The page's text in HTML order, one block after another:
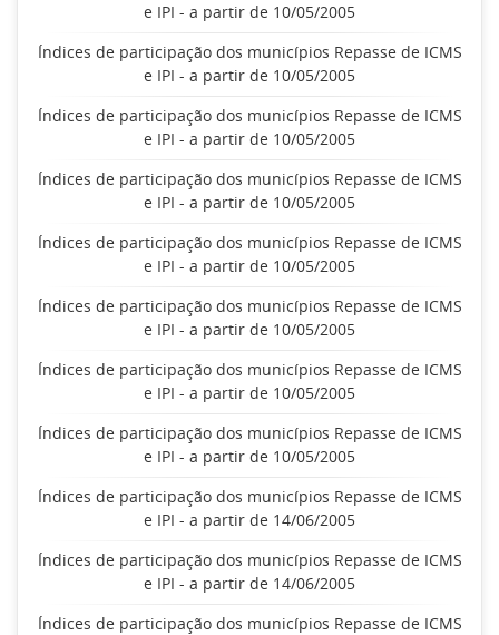
e IPI - a partir de 10/05/2005
Índices de participação dos municípios Repasse de ICMS
e IPI - a partir de 10/05/2005
Índices de participação dos municípios Repasse de ICMS
e IPI - a partir de 10/05/2005
Índices de participação dos municípios Repasse de ICMS
e IPI - a partir de 10/05/2005
Índices de participação dos municípios Repasse de ICMS
e IPI - a partir de 10/05/2005
Índices de participação dos municípios Repasse de ICMS
e IPI - a partir de 10/05/2005
Índices de participação dos municípios Repasse de ICMS
e IPI - a partir de 10/05/2005
Índices de participação dos municípios Repasse de ICMS
e IPI - a partir de 10/05/2005
Índices de participação dos municípios Repasse de ICMS
e IPI - a partir de 14/06/2005
Índices de participação dos municípios Repasse de ICMS
e IPI - a partir de 14/06/2005
Índices de participação dos municípios Repasse de ICMS